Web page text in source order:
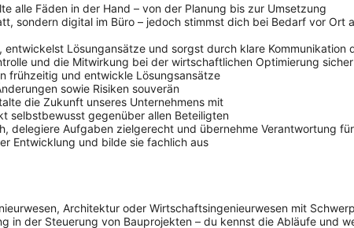
alle Fäden in der Hand – von der Planung bis zur Umsetzung
sondern digital im Büro – jedoch stimmst dich bei Bedarf vor Ort
Lösungansätze und sorgst durch klare Kommunikation
und die Mitwirkung bei der wirtschaftlichen Optimierung sicher
frühzeitig und entwickle Lösungsansätze
sowie Risiken souverän
die Zukunft unseres Unternehmens mit
selbstbewusst gegenüber allen Beteiligten
delegiere Aufgaben zielgerecht und übernehme Verantwortung
Entwicklung und bilde sie fachlich aus
Architektur oder Wirtschaftsingenieurwesen mit
in der Steuerung von Bauprojekten – du kennst die Abläufe und